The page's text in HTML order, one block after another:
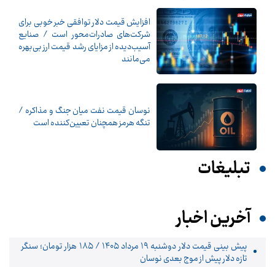
افزایش قیمت دلار توافقی خبر خوبی برای
شرکت‌های صادرات‌محور است / صنایع
آسیب‌دیده از مزایای رشد قیمت ارز بی‌بهره
می‌مانند
نوسان قیمت نفت میان جنگ و مذاکره /
تنگه هرمز همچنان تعیین‌کننده است
تبلیغات
آخرین اخبار
پیش‌ بینی قیمت دلار دوشنبه ۱۹ مرداد ۱۴۰۵ / ۱۸۵ هزار تومان؛ سنگر
تازه دلار پیش از موج بعدی نوسان